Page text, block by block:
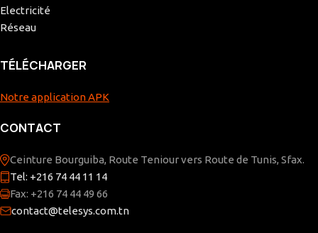
Electricité
Réseau
TÉLÉCHARGER
Notre application APK
CONTACT
Ceinture Bourguiba, Route Teniour vers Route de Tunis, Sfax.
Tel: +216 74 44 11 14
Fax: +216 74 44 49 66
contact@telesys.com.tn